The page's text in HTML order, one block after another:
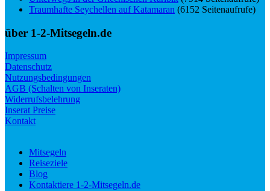
Traumhafte Seychellen auf Katamaran (6152 Seitenaufrufe)
über 1-2-Mitsegeln.de
Impressum
Datenschutz
Nutzungsbedingungen
AGB (Schalten von Inseraten)
Widerrufsbelehrung
Inserat Preise
Kontakt
Mitsegeln
Reiseziele
Blog
Kontaktiere 1-2-Mitsegeln.de